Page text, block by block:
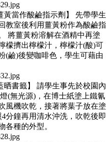
黃當作酸鹼指示劑】 先帶學生
教室後利用薑黃粉作為酸鹼指
將薑黃粉溶解在酒精中再塗
檬擠出檸檬汁，檸檬汁(酸)可
(鹼)後變咖啡色，學生可藉由
晒書籤】 請學生事先於校園內
(無光源)，在博士紙塗上鐵氰
風機吹乾，接著將葉子放在塗
分鐘再用清水沖洗，吹乾後即
各種的外型。